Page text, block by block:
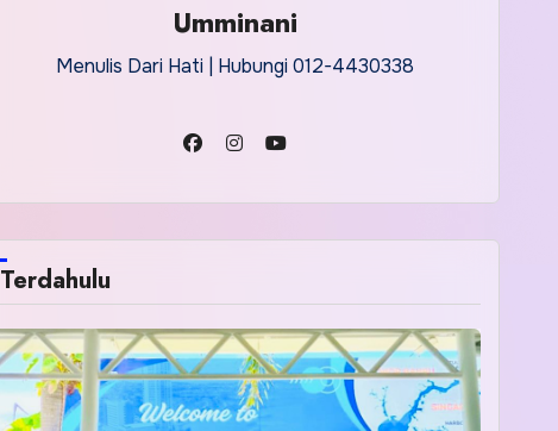
Umminani
Menulis Dari Hati | Hubungi 012-4430338
Terdahulu